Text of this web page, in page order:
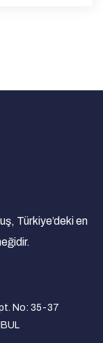
Türkiye’deki en
No: 35-37